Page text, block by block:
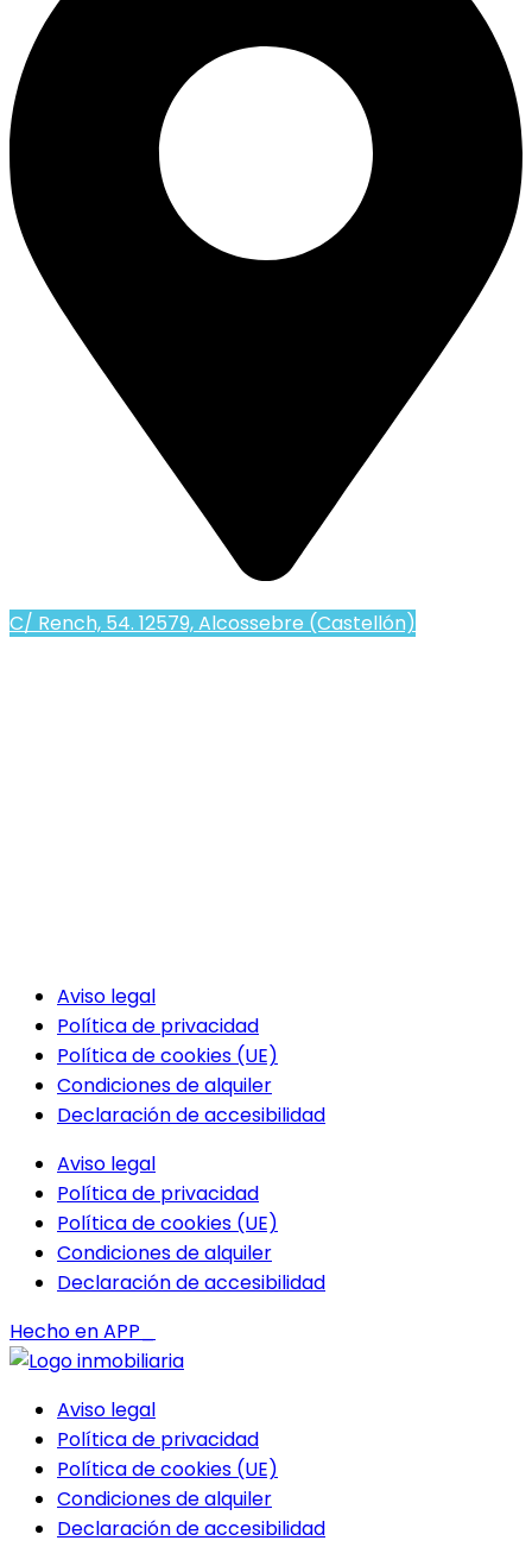
C/ Rench, 54. 12579, Alcossebre (Castellón)
Aviso legal
Política de privacidad
Política de cookies (UE)
Condiciones de alquiler
Declaración de accesibilidad
Aviso legal
Política de privacidad
Política de cookies (UE)
Condiciones de alquiler
Declaración de accesibilidad
Hecho en APP_
Aviso legal
Política de privacidad
Política de cookies (UE)
Condiciones de alquiler
Declaración de accesibilidad